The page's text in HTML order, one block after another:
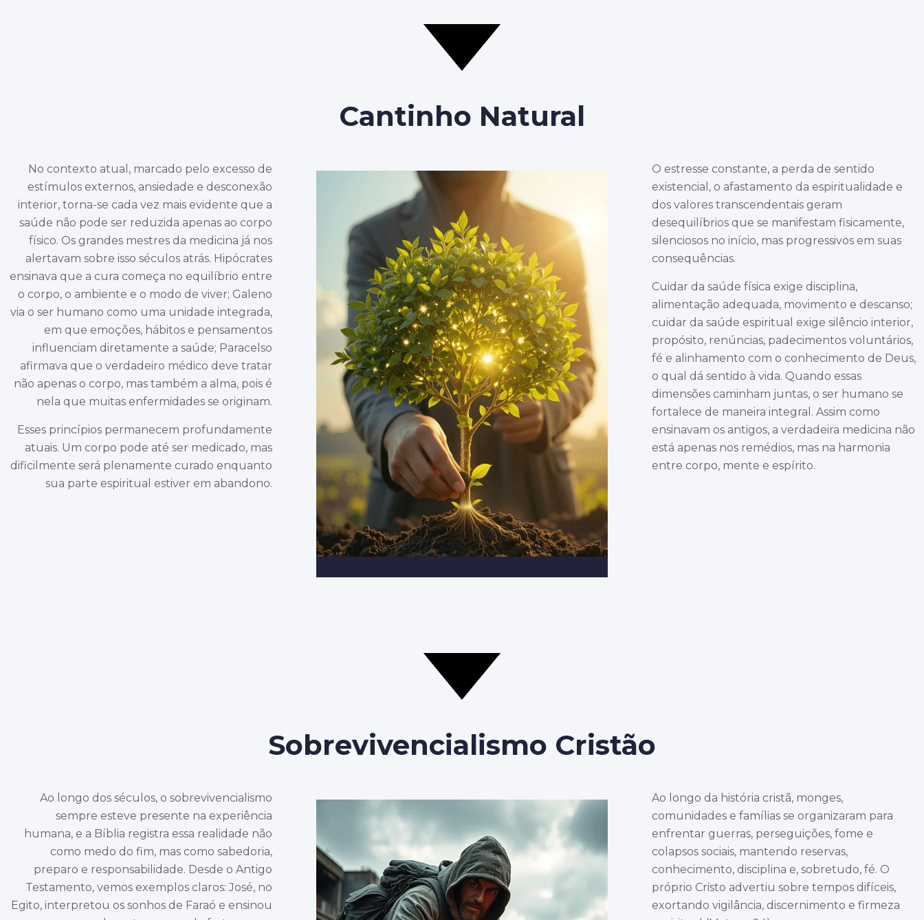
Cantinho Natural
No contexto atual, marcado pelo excesso de
estímulos externos, ansiedade e desconexão
interior, torna-se cada vez mais evidente que a
saúde não pode ser reduzida apenas ao corpo
físico. Os grandes mestres da medicina já nos
alertavam sobre isso séculos atrás. Hipócrates
ensinava que a cura começa no equilíbrio entre
o corpo, o ambiente e o modo de viver; Galeno
via o ser humano como uma unidade integrada,
em que emoções, hábitos e pensamentos
influenciam diretamente a saúde; Paracelso
afirmava que o verdadeiro médico deve tratar
não apenas o corpo, mas também a alma, pois é
nela que muitas enfermidades se originam.
Esses princípios permanecem profundamente
atuais. Um corpo pode até ser medicado, mas
dificilmente será plenamente curado enquanto
sua parte espiritual estiver em abandono.
O estresse constante, a perda de sentido
existencial, o afastamento da espiritualidade e
dos valores transcendentais geram
desequilíbrios que se manifestam fisicamente,
silenciosos no início, mas progressivos em suas
consequências.
Cuidar da saúde física exige disciplina,
alimentação adequada, movimento e descanso;
cuidar da saúde espiritual exige silêncio interior,
propósito, renúncias, padecimentos voluntários,
fé e alinhamento com o conhecimento de Deus,
o qual dá sentido à vida. Quando essas
dimensões caminham juntas, o ser humano se
fortalece de maneira integral. Assim como
ensinavam os antigos, a verdadeira medicina não
está apenas nos remédios, mas na harmonia
entre corpo, mente e espírito.
Sobrevivencialismo Cristão
Ao longo dos séculos, o sobrevivencialismo
sempre esteve presente na experiência
humana, e a Bíblia registra essa realidade não
como medo do fim, mas como sabedoria,
preparo e responsabilidade. Desde o Antigo
Testamento, vemos exemplos claros: José, no
Egito, interpretou os sonhos de Faraó e ensinou
Ao longo da história cristã, monges,
comunidades e famílias se organizaram para
enfrentar guerras, perseguições, fome e
colapsos sociais, mantendo reservas,
conhecimento, disciplina e, sobretudo, fé. O
próprio Cristo advertiu sobre tempos difíceis,
exortando vigilância, discernimento e firmeza